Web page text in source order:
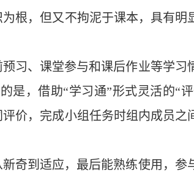
根，但又不拘泥于课本，具有明
习、课堂参与和课后作业等学习
是，借助“学习通”形式灵活的“
价，完成小组任务时组内成员之
奇到适应，最后能熟练使用，参